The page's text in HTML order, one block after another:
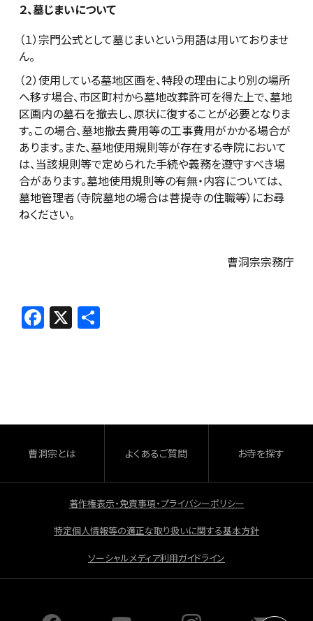
２、墓じまいについて
（１）宗門公式として墓じまいという用語は用いておりませ
ん。
（２）使用している墓地区画を、特段の理由により別の場所
へ移す場合、市区町村から墓地改葬許可を得た上で、墓地
区画内の墓石を撤去し、原状に復することが必要となりま
す。この場合、墓地撤去費用等の工事費用がかかる場合が
あります。また、墓地使用規則等が存在する寺院において
は、当該規則等で定められた手続や義務を遵守すべき場
合があります。墓地使用規則等の有無・内容については、
墓地管理者（寺院墓地の場合は菩提寺の住職等）にお尋
ねください。
曹洞宗宗務庁
F
a
o
o
k
X 共
曹洞宗とは よくあるご質問 お寺を探す
著作権表示・免責事項・プライバシーポリシー
特定個人情報等の適正な取り扱いに関する基本方針
ソーシャルメディア利用ガイドライン